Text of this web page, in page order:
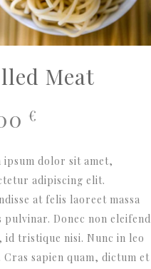
Meat
€
ipsum dolor sit amet,
adipiscing elit.
at felis laoreet massa
pulvinar. Donec non eleifend
id tristique nisi. Nunc in leo
Cras sapien quam, dictum et